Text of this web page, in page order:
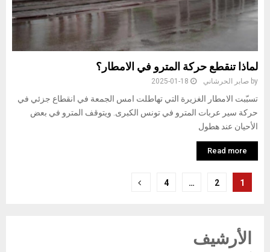
لماذا تنقطع حركة المترو في الامطار؟
by صابر الحرشاني 2025-01-18
تسبّبت الامطار الغزيرة التي تهاطلت امس الجمعة في انقطاع جزئي في
حركة سير عربات المترو في تونس الكبرى. ويتوقف المترو في بعض
الأحيان عند هطول
Read more
تعدد
المقالات
1
2
…
4
الأرشيف